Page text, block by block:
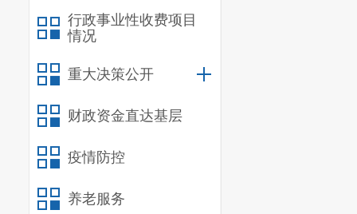
行政事业性收费项目
情况
重大决策公开
财政资金直达基层
疫情防控
养老服务